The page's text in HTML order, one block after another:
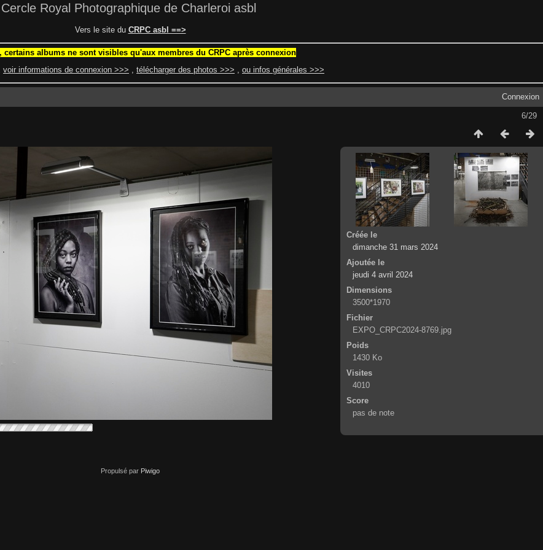
Cercle Royal Photographique de Charleroi asbl
Vers le site du CRPC asbl ==>
certains albums ne sont visibles qu'aux membres du CRPC après connexion
voir informations de connexion >>> télécharger des photos >>> ou infos générales >>>
Connexion
6/29
Créée le
dimanche 31 mars 2024
Ajoutée le
jeudi 4 avril 2024
Dimensions
3500*1970
Fichier
EXPO_CRPC2024-8769.jpg
Poids
1430 Ko
Visites
4010
Score
pas de note
Propulsé par Piwigo